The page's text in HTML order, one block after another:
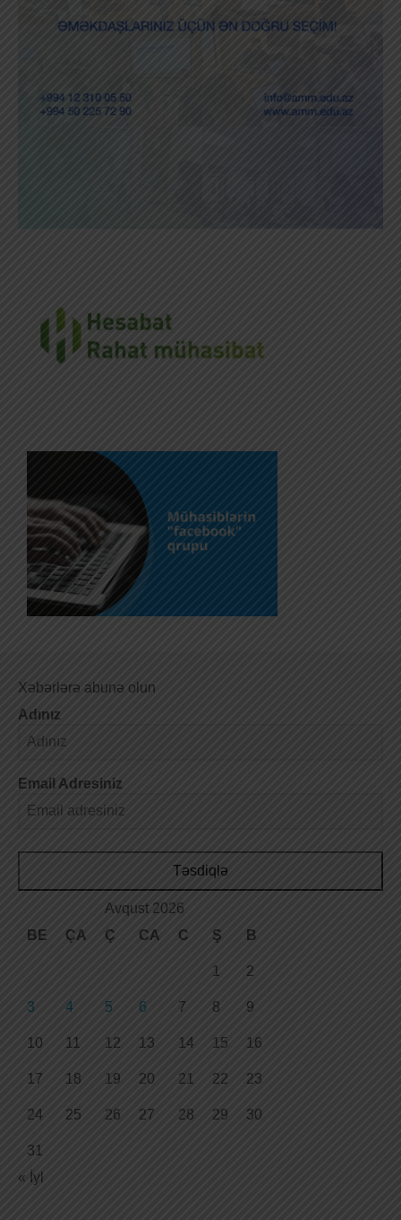
Xəbərlərə abunə olun
Adınız
Email Adresiniz
Təsdiqlə
Avqust 2026
BE
ÇA Ç CA C Ş B
1 2
3 4 5 6 7 8 9
10 11 12 13 14 15 16
17 18 19 20 21 22 23
24 25 26 27 28 29 30
31
« İyl